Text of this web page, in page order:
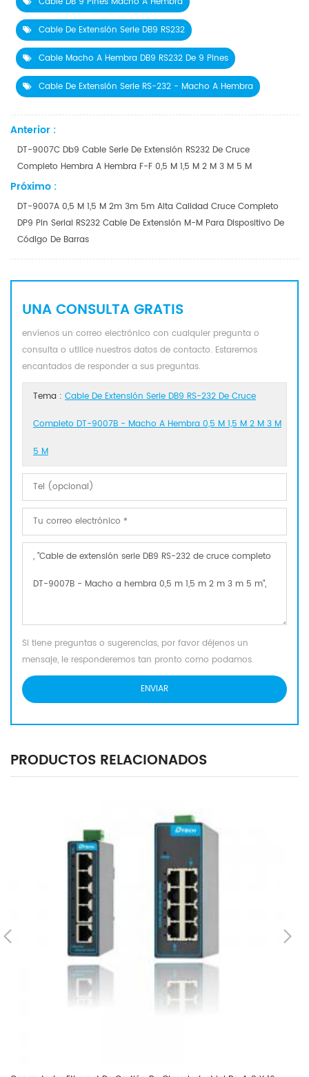
Cable De Extensión Serie DB9 RS232
Cable Macho A Hembra DB9 RS232 De 9 Pines
Cable De Extensión Serie RS-232 - Macho A Hembra
Anterior :
DT-9007C Db9 Cable Serie De Extensión RS232 De Cruce
Completo Hembra A Hembra F-F 0,5 M 1,5 M 2 M 3 M 5 M
Próximo :
DT-9007A 0,5 M 1,5 M 2m 3m 5m Alta Calidad Cruce Completo
DP9 Pin Serial RS232 Cable De Extensión M-M Para Dispositivo De
Código De Barras
UNA CONSULTA GRATIS
envíenos un correo electrónico con cualquier pregunta o
consulta o utilice nuestros datos de contacto. Estaremos
encantados de responder a sus preguntas.
Tema : Cable De Extensión Serie DB9 RS-232 De Cruce
Completo DT-9007B - Macho A Hembra 0,5 M 1,5 M 2 M 3 M
5 M
Si tiene preguntas o sugerencias, por favor déjenos un
mensaje, le responderemos tan pronto como podamos.
PRODUCTOS RELACIONADOS